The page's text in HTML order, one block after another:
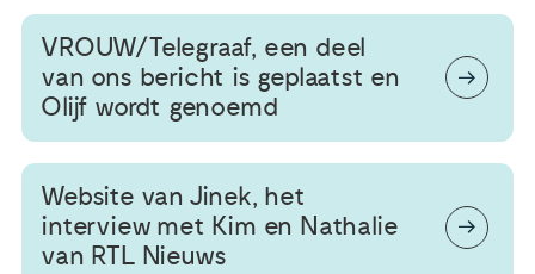
VROUW/Telegraaf, een deel
van ons bericht is geplaatst en
Olijf wordt genoemd
Website van Jinek, het
interview met Kim en Nathalie
van RTL Nieuws